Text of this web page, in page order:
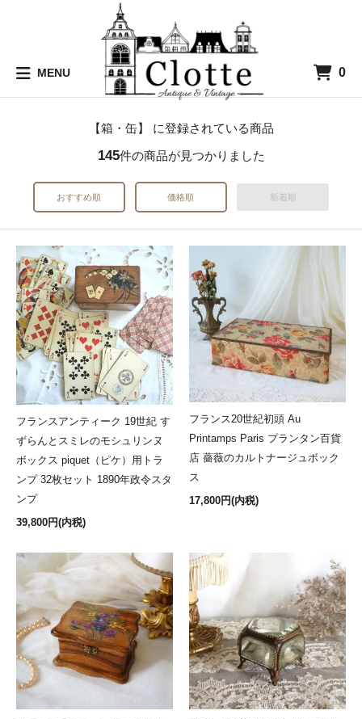
MENU 0
【箱・缶】 に登録されている商品
145件の商品が見つかりました
おすすめ順 価格順 新着順
フランスアンティーク 19世紀 す
ずらんとスミレのモシュリンヌ
ボックス piquet（ピケ）用トラ
ンプ 32枚セット 1890年政令スタ
ンプ
39,800円(内税)
フランス20世紀初頭 Au
Printamps Paris プランタン百貨
店 薔薇のカルトナージュボック
ス
17,800円(内税)